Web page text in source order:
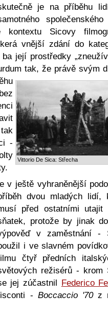
je na příběhu
společenského
Sicovy
vnější zdání do
její prostředky
tak, že právě svým
Vittorio De Sica: Střecha
-
v ještě vyhraněnější
dvou mladých lidí,
před ostatními utajit
protože by jinak
v zaměstnání -
i ve slavném
čtyř předních
režisérů - krom
jej zúčastnil Federico
- Boccaccio '70z